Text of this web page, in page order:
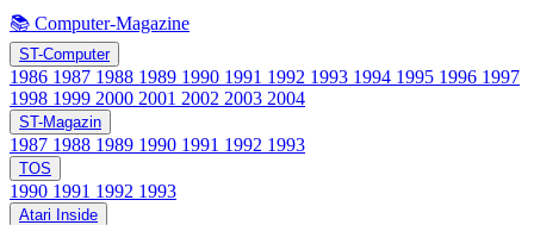
📚 Computer-Magazine
ST-Computer
1986 1987 1988 1989 1990 1991 1992 1993 1994 1995 1996 1997
1998 1999 2000 2001 2002 2003 2004
ST-Magazin
1987 1988 1989 1990 1991 1992 1993
TOS
1990 1991 1992 1993
Atari Inside